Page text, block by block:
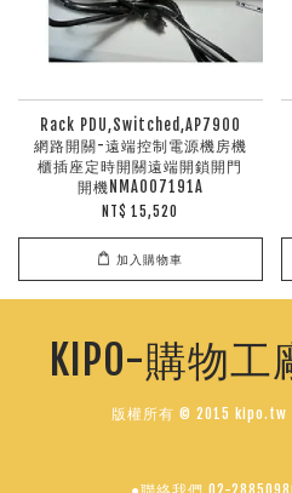
Rack PDU,Switched,AP7900
網路開關-遠端控制電源機房機
櫃插座定時開關遠端開鎖開門
開機NMA007191A
NT$ 15,520
加入購物車
KIPO-購物工
版權所有 © 2015 kipo.tw